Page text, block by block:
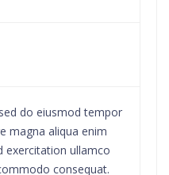
do eiusmod tempor
magna aliqua enim
exercitation ullamco
consequat.